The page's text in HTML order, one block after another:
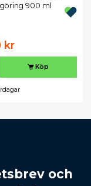
900 ml
kr
Köp
och